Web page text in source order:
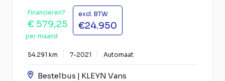
Financieren?
€ 579,25
per maand
excl. BTW
€24.950
54.291 km 7-2021 Automaat
Bestelbus | KLEYN Vans